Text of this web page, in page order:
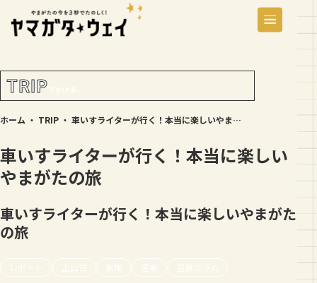
TRIP でかける
ホーム ・ TRIP ・ 車いすライターが行く！本当に楽しいやまがたの旅
車いすライターが行く！本当に楽しい
やまがたの旅
車いすライターが行く！本当に楽しいやまがた
の旅
レポート 上山市 旅館 温泉 温泉コラム